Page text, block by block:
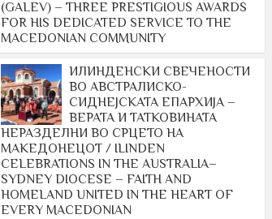
(GALEV) – THREE PRESTIGIOUS AWARDS
FOR HIS DEDICATED SERVICE TO THE
MACEDONIAN COMMUNITY
ИЛИНДЕНСКИ СВЕЧЕНОСТИ
ВО АВСТРАЛИСКО-
СИДНЕЈСКАТА ЕПАРХИЈА –
ВЕРАТА И ТАТКОВИНАТА
НЕРАЗДЕЛНИ ВО СРЦЕТО НА
МАКЕДОНЕЦОТ / ILINDEN
CELEBRATIONS IN THE AUSTRALIA–
SYDNEY DIOCESE – FAITH AND
HOMELAND UNITED IN THE HEART OF
EVERY MACEDONIAN